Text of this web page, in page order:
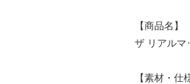
【商品名】
ザ リアルマ
【素材・仕